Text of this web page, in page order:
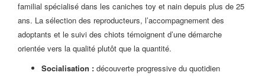
familial spécialisé dans les caniches toy et nain depuis plus de 25
ans. La sélection des reproducteurs, l’accompagnement des
adoptants et le suivi des chiots témoignent d’une démarche
orientée vers la qualité plutôt que la quantité.
Socialisation : découverte progressive du quotidien